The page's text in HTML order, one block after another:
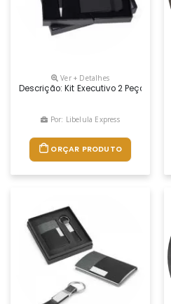
Ver + Detalhes
Descrição: Kit Executivo 2 Peças
Por: Libelula Express
ORÇAR PRODUTO